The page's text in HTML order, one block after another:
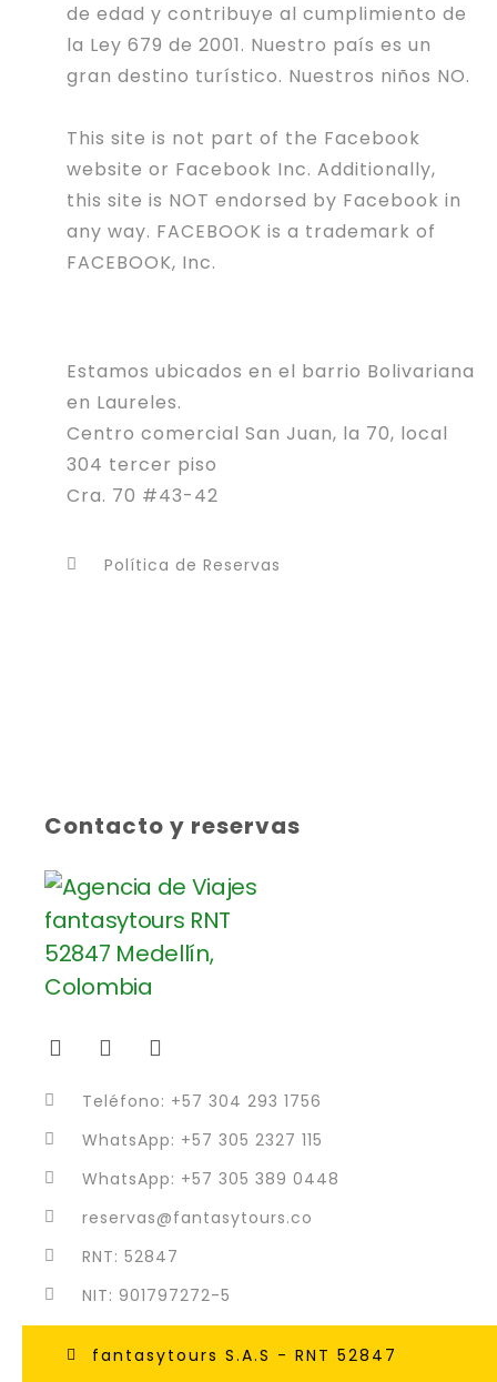
de edad y contribuye al cumplimiento de
la Ley 679 de 2001. Nuestro país es un
gran destino turístico. Nuestros niños NO.
This site is not part of the Facebook
website or Facebook Inc. Additionally,
this site is NOT endorsed by Facebook in
any way. FACEBOOK is a trademark of
FACEBOOK, Inc.
Estamos ubicados en el barrio Bolivariana
en Laureles.
Centro comercial San Juan, la 70, local
304 tercer piso
Cra. 70 #43-42
Política de Reservas
Contacto y reservas
Teléfono: +57 304 293 1756
WhatsApp: +57 305 2327 115
WhatsApp: +57 305 389 0448
reservas@fantasytours.co
RNT: 52847
NIT: 901797272-5
fantasytours S.A.S - RNT 52847